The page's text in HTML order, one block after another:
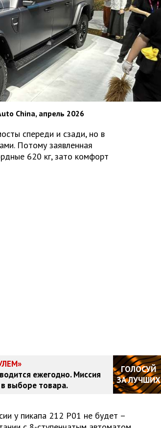
China, апрель 2026
спереди и сзади, но в
Потому заявленная
620 кг, зато комфорт
ежегодно. Миссия
выборе товара.
ГОЛОСУЙ
ЗА ЛУЧШИХ
у пикапа 212 P01 не будет –